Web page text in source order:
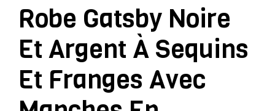
Robe Gatsby Noire
Et Argent À Sequins
Et Franges Avec